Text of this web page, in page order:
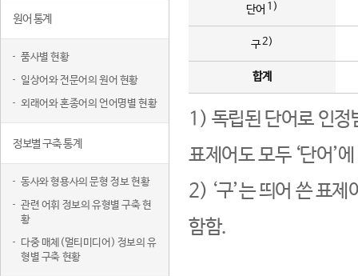
원어 통계
품사별 현황
일상어와 전문어의 원어 현황
외래어와 혼종어의 언어명별 현황
정보별 구축 통계
동사와 형용사의 문형 정보 현황
관련 어휘 정보의 유형별 구축 현
황
다중 매체(멀티미디어) 정보의 유
형별 구축 현황
단어 1)
구2)
합계
1) 독립된 단어로 인정
표제어도 모두 ‘단어’
2) ‘구’는 띄어 쓴 표
함함.